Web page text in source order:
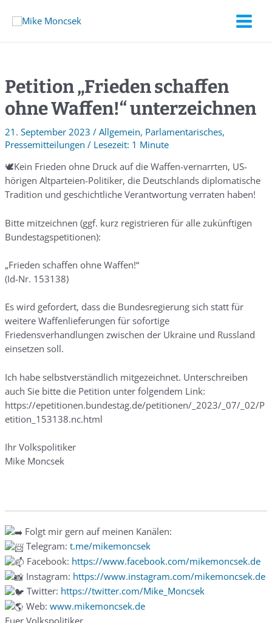
Petition „Frieden schaffen
ohne Waffen!“ unterzeichnen
21. September 2023 / Allgemein, Parlamentarisches,
Pressemitteilungen /
1 Minute
🕊Kein Frieden ohne Druck auf die Waffen-vernarrten, US-
hörigen Altparteien-Politiker, die Deutschlands diplomatische
Tradition und geschichtliche Verantwortung verraten haben!
Bitte mitzeichnen (ggf. kurz registrieren für alle zukünftigen
Bundestagspetitionen):
„Frieden schaffen ohne Waffen!“
(Id-Nr. 153138)
Es wird gefordert, dass die Bundesregierung sich statt für
weitere Waffenlieferungen für sofortige
Friedensverhandlungen zwischen der Ukraine und Russland
einsetzen soll.
Ich habe selbstverständlich mitgezeichnet. Unterschreiben
auch Sie bitte die Petition unter folgendem Link:
https://epetitionen.bundestag.de/petitionen/_2023/_07/_02/P
etition_153138.nc.html
Ihr Volkspolitiker
Mike Moncsek
Folgt mir gern auf meinen Kanälen:
Telegram: t.me/mikemoncsek
Facebook: https://www.facebook.com/mikemoncsek.de
Instagram: https://www.instagram.com/mikemoncsek.de
Twitter: https://twitter.com/Mike_Moncsek
Web: www.mikemoncsek.de